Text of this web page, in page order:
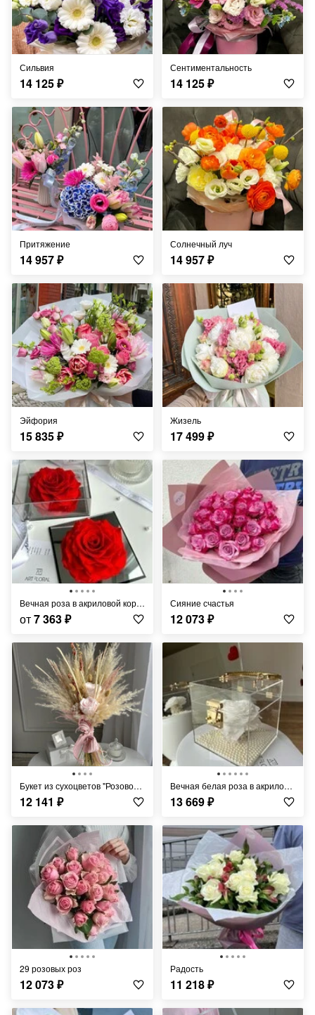
Сильвия
14 125₽
Сентиментальность
14 125₽
Притяжение
14 957₽
Солнечный луч
14 957₽
Эйфория
15 835₽
Жизель
17 499₽
Вечная роза в акриловой коробке
от7 363₽
Сияние счастья
12 073₽
Букет из сухоцветов "Розовое дыхание"
12 141 ₽
Вечная белая роза в акриловом кубе
13 669₽
29 розовых роз
12 073₽
Радость
11 218₽